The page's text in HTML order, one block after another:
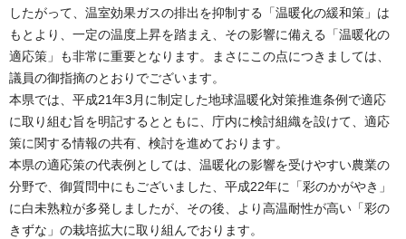
したがって、温室効果ガスの排出を抑制する「温暖化の緩和策」は
もとより、一定の温度上昇を踏まえ、その影響に備える「温暖化の
適応策」も非常に重要となります。まさにこの点につきましては、
議員の御指摘のとおりでございます。
本県では、平成21年3月に制定した地球温暖化対策推進条例で適応
に取り組む旨を明記するとともに、庁内に検討組織を設けて、適応
策に関する情報の共有、検討を進めております。
本県の適応策の代表例としては、温暖化の影響を受けやすい農業の
分野で、御質問中にもございました、平成22年に「彩のかがやき」
に白未熟粒が多発しましたが、その後、より高温耐性が高い「彩の
きずな」の栽培拡大に取り組んでおります。